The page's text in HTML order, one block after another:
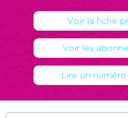
Voir la fiche
Voir les
Lire un